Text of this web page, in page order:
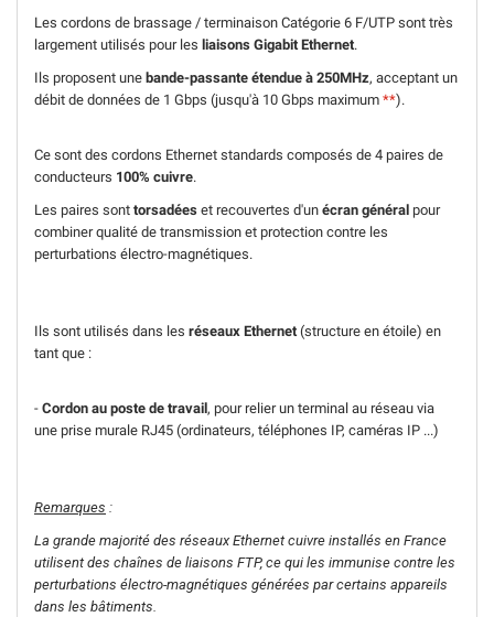
Les cordons de brassage / terminaison Catégorie 6 F/UTP sont très
largement utilisés pour les liaisons Gigabit Ethernet.
Ils proposent une bande-passante étendue à 250MHz, acceptant un
débit de données de 1 Gbps (jusqu'à 10 Gbps maximum **).
Ce sont des cordons Ethernet standards composés de 4 paires de
conducteurs 100% cuivre.
Les paires sont torsadées et recouvertes d'un écran général pour
combiner qualité de transmission et protection contre les
perturbations électro-magnétiques.
Ils sont utilisés dans les réseaux Ethernet(structure en étoile) en
tant que :
- Cordon au poste de travail, pour relier un terminal au réseau via
une prise murale RJ45 (ordinateurs, téléphones IP, caméras IP ...)
Remarques :
La grande majorité des réseaux Ethernet cuivre installés en France
utilisent des chaînes de liaisons FTP, ce qui les immunise contre les
perturbations électro-magnétiques générées par certains appareils
dans les bâtiments.